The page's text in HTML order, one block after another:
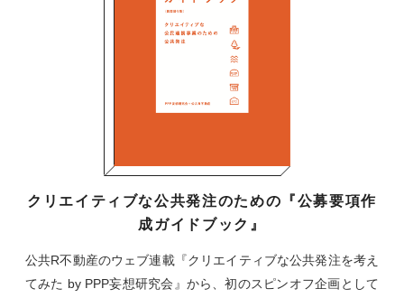
クリエイティブな公共発注のための『公募要項作
成ガイドブック』
公共R不動産のウェブ連載『クリエイティブな公共発注を考え
てみた by PPP妄想研究会』から、初のスピンオフ企画として